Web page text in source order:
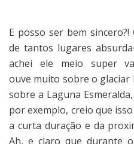
E posso ser bem
de tantos lugares
achei ele meio super
ouve muito sobre o glaciar
sobre a Laguna
por exemplo, creio que
a curta duração e da
Ah, e claro que durante